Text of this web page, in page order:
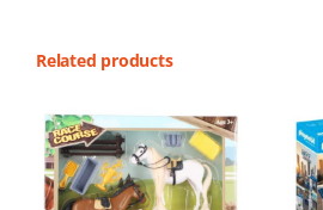
Related products